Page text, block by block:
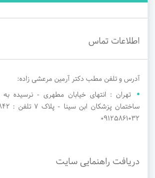
اطلاعات تماس
آدرس و تلفن مطب دکتر آرمین مرعشی زاده:
تهران : انتهای خیابان مطهری - نرسیده
09125861032
دریافت راهنمایی سایت